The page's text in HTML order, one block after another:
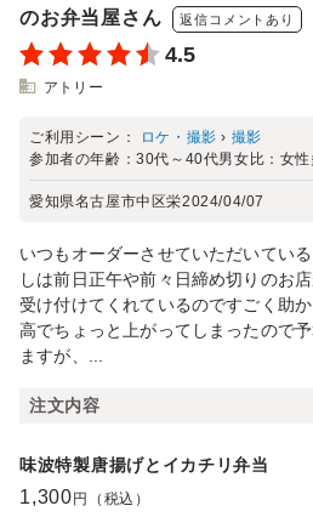
のお弁当屋さん
返信コメントあり
4.5
アトリー
ご利用シーン： ロケ・撮影 › 撮影
参加者の年齢：30代～40代男女比： 女性
愛知県名古屋市中区栄2024/04/07
いつもオーダーさせていただいてい
しは前日正午や前々日締め切りのお
受け付けてくれているのですごく助
高でちょっと上がってしまったので
ますが、...
注文内容
味波特製唐揚げとイカチリ弁当
1,300 円（税込）